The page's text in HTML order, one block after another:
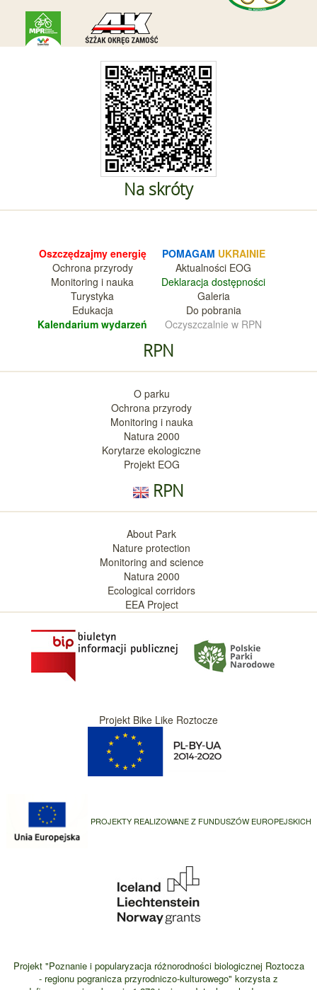
Na skróty
Oszczędzajmy energię
Ochrona przyrody
Monitoring i nauka
Turystyka
Edukacja
Kalendarium wydarzeń
POMAGAM UKRAINIE
Aktualności EOG
Deklaracja dostępności
Galeria
Do pobrania
Oczyszczalnie w RPN
RPN
O parku
Ochrona przyrody
Monitoring i nauka
Natura 2000
Korytarze ekologiczne
Projekt EOG
RPN
About Park
Nature protection
Monitoring and science
Natura 2000
Ecological corridors
EEA Project
Projekt Bike Like Roztocze
PROJEKTY REALIZOWANE Z FUNDUSZÓW EUROPEJSKICH
Projekt "Poznanie i popularyzacja różnorodności biologicznej Roztocza
- regionu pogranicza przyrodniczo-kulturowego" korzysta z